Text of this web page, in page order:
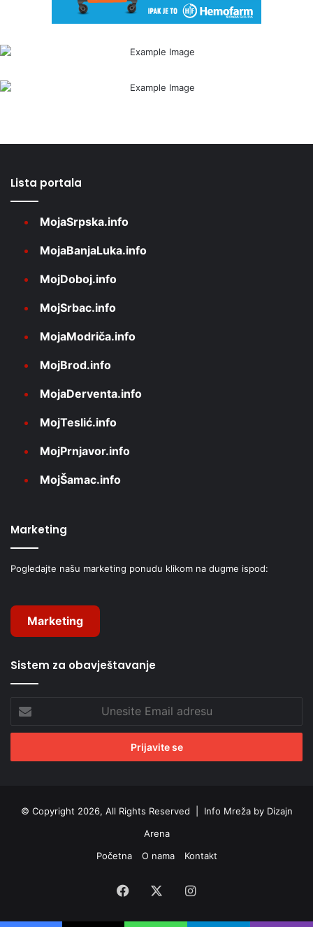
Lista portala
MojaSrpska.info
MojaBanjaLuka.info
MojDoboj.info
MojSrbac.info
MojaModriča.info
MojBrod.info
MojaDerventa.info
MojTeslić.info
MojPrnjavor.info
MojŠamac.info
Marketing
Pogledajte našu marketing ponudu klikom na dugme ispod:
Marketing
Sistem za obavještavanje
Email
adresu
© Copyright 2026, All Rights Reserved | Info Mreža by Dizajn
Arena
Početna
O nama Kontakt
Facebook Instagram